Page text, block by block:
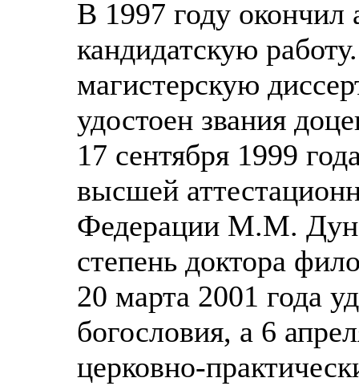
В 1997 году
кандидатскую
магистерскую
удостоен звания
17 сентября 1999
высшей
Федерации М.М.
степень доктора
20 марта 2001 года
богословия, а 6
церковно-